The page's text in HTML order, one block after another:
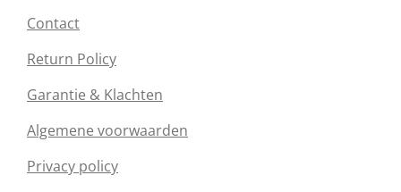
Contact
Return Policy
Garantie & Klachten
Algemene voorwaarden
Privacy policy